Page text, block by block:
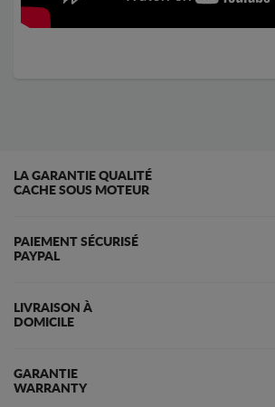
LA GARANTIE QUALITÉ
CACHE SOUS MOTEUR
PAIEMENT SÉCURISÉ
PAYPAL
LIVRAISON À
DOMICILE
GARANTIE
WARRANTY